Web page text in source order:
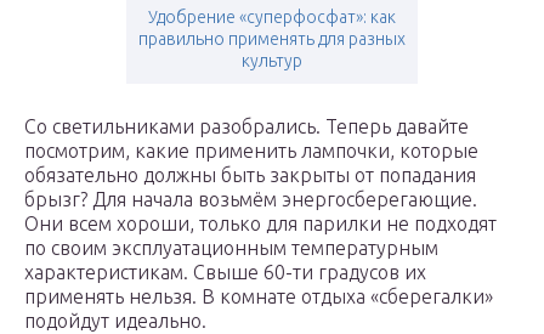
Удобрение «суперфосфат»: как
правильно применять для разных
культур
Со светильниками разобрались. Теперь давайте
посмотрим, какие применить лампочки, которые
обязательно должны быть закрыты от попадания
брызг? Для начала возьмём энергосберегающие.
Они всем хороши, только для парилки не подходят
по своим эксплуатационным температурным
характеристикам. Свыше 60-ти градусов их
применять нельзя. В комнате отдыха «сберегалки»
подойдут идеально.